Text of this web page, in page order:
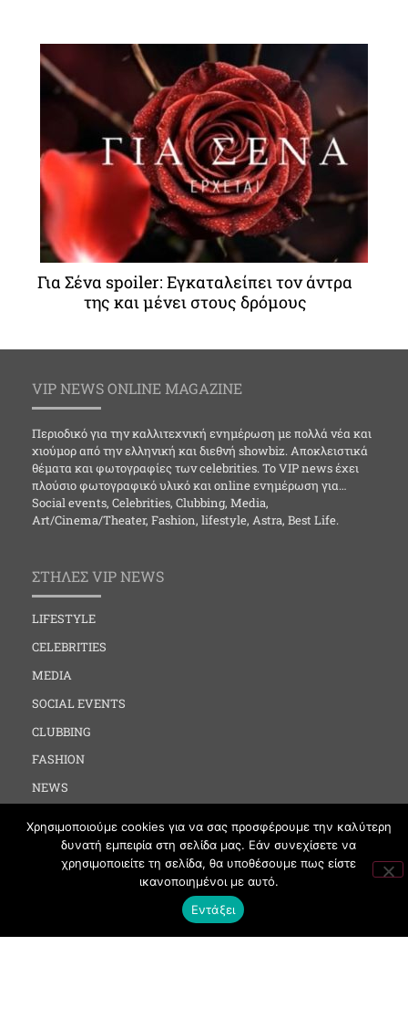
Για Σένα spoiler: Εγκαταλείπει τον άντρα
της και μένει στους δρόμους
VIP NEWS ONLINE MAGAZINE
Περιοδικό για την καλλιτεχνική ενημέρωση με πολλά νέα και
χιούμορ από την ελληνική και διεθνή showbiz. Αποκλειστικά
θέματα και φωτογραφίες των celebrities. Το VIP news έχει
πλούσιο φωτογραφικό υλικό και online ενημέρωση για…
Social events, Celebrities, Clubbing, Media,
Art/Cinema/Theater, Fashion, lifestyle, Astra, Best Life.
ΣΤΗΛΕΣ VIP NEWS
LIFESTYLE
CELEBRITIES
MEDIA
SOCIAL EVENTS
CLUBBING
FASHION
NEWS
ΧΡΗΣΙΜΑ
Χρησιμοποιούμε cookies για να σας προσφέρουμε την καλύτερη
δυνατή εμπειρία στη σελίδα μας. Εάν συνεχίσετε να
χρησιμοποιείτε τη σελίδα, θα υποθέσουμε πως είστε
ικανοποιημένοι με αυτό.
Εντάξει